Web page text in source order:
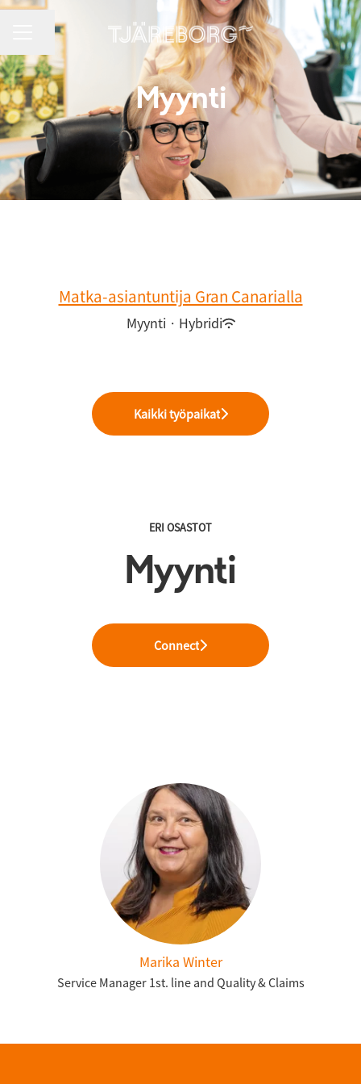
URAVALIKKO
Jaa sivu
Myynti
Matka-asiantuntija Gran Canarialla
Myynti · Hybridi
Kaikki työpaikat
ERI OSASTOT
Myynti
Connect
Marika Winter
Service Manager 1st. line and Quality & Claims